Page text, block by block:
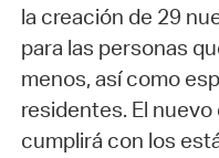
la creación de 29
para las personas
menos, así como
residentes. El
cumplirá con los